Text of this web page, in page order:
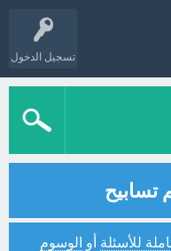
تسجيل الدخول
تسابيح
للأسئلة أو الوسوم